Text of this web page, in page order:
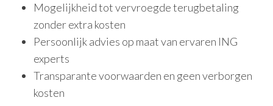
Mogelijkheid tot vervroegde terugbetaling
zonder extra kosten
Persoonlijk advies op maat van ervaren ING
experts
Transparante voorwaarden en geen verborgen
kosten